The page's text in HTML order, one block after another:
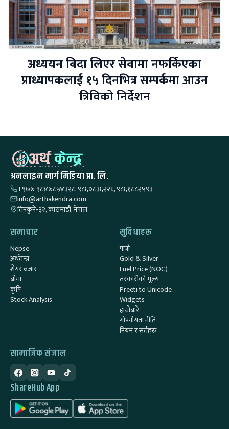
अध्ययन बिदा लिएर सेवामा नफर्किएका
प्राध्यापकलाई १५ दिनभित्र सम्पर्कमा आउन
त्रिविको निर्देशन
अनलाइन मार्ग मिडिया प्रा. लि.
+९७७ ९८४७८५४३२८, ९८६०८३६२२६, ९८६१८८२५९३
info@arthakendra.com
तिनकुने-३२, काठमाडौं, नेपाल
समाचार
Nepse
अर्थतन्त्र
शेयर बजार
बीमा
कृषि
Stock Analysis
सुविधाहरू
पात्रो
Gold & Silver
Fuel Price (NOC)
तरकारीको मूल्य
Preeti to Unicode
Widgets
हाम्रोबारे
गोपनीयता नीति
नियम र सर्तहरू
सामाजिक संजाल
ShareHub App